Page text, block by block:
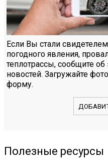
Если Вы стали
погодного явления,
теплотрассы, сообщите
новостей. Загружайте
форму.
Полезные ресурсы